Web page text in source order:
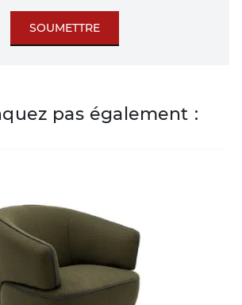
SOUMETTRE
pas également :